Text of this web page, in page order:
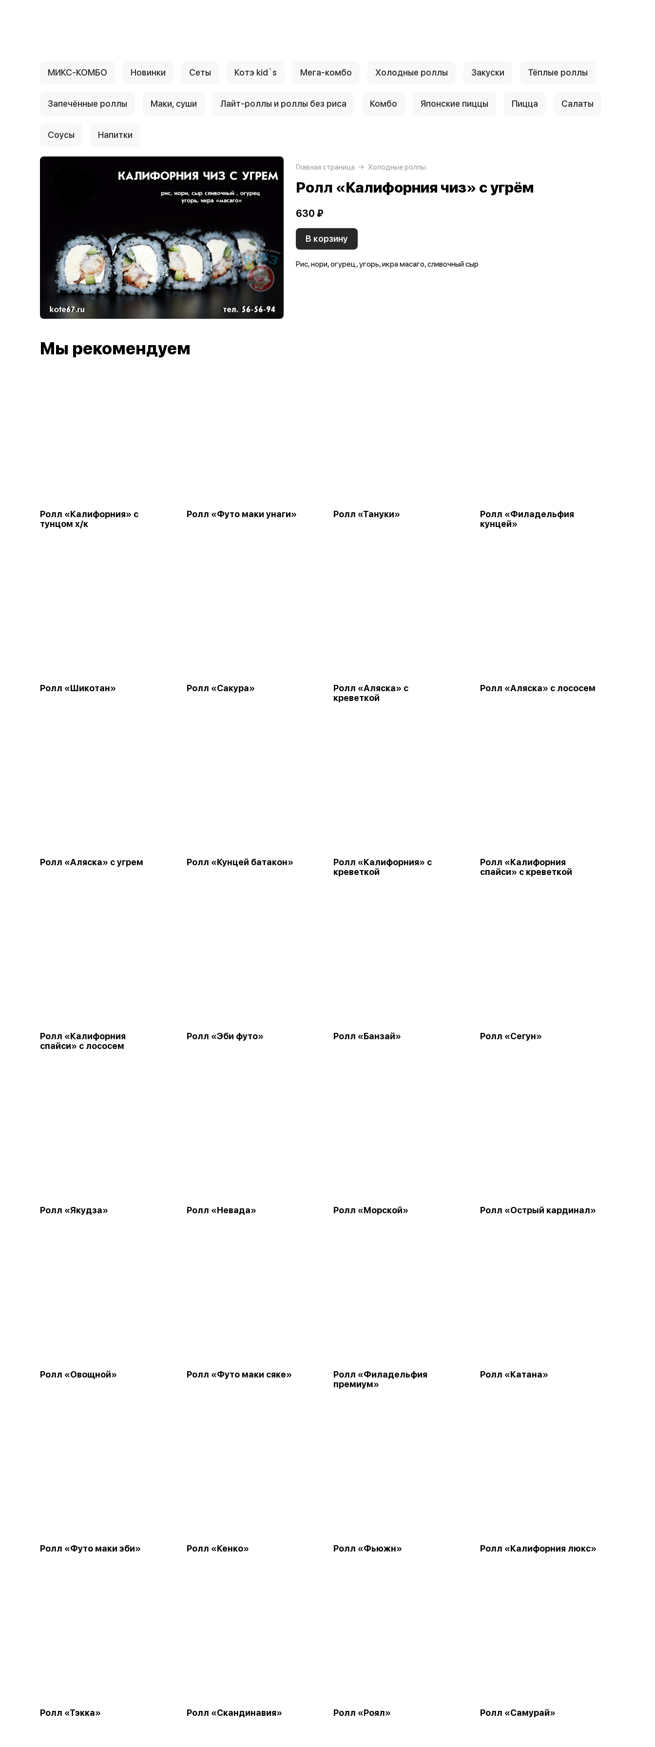
МИКС-КОМБО Новинки Сеты Котэ kid`s Мега-комбо Холодные роллы Закуски Тёплые роллы
Запечённые роллы Маки, суши Лайт-роллы и роллы без риса Комбо Японские пиццы Пицца Салаты
Соусы Напитки
Главная страница Холодные роллы
Ролл «Калифорния чиз» с угрём
630 ₽
В корзину
Рис, нори, огурец, угорь, икра масаго, сливочный сыр
Мы рекомендуем
Ролл «Калифорния» с
тунцом х/к
Ролл «Футо маки унаги» Ролл «Тануки»
Ролл «Филадельфия
кунцей»
Ролл «Шикотан» Ролл «Сакура»
Ролл «Аляска» с
креветкой
Ролл «Аляска» с лососем
Ролл «Аляска» с угрем Ролл «Кунцей батакон»
Ролл «Калифорния» с
креветкой
Ролл «Калифорния
спайси» с креветкой
Ролл «Калифорния
спайси» с лососем
Ролл «Эби футо» Ролл «Банзай» Ролл «Сегун»
Ролл «Якудза» Ролл «Невада» Ролл «Морской» Ролл «Острый кардинал»
Ролл «Овощной» Ролл «Футо маки сяке»
Ролл «Филадельфия
премиум»
Ролл «Катана»
Ролл «Футо маки эби» Ролл «Кенко» Ролл «Фьюжн» Ролл «Калифорния люкс»
Ролл «Тэкка» Ролл «Скандинавия» Ролл «Роял» Ролл «Самурай»